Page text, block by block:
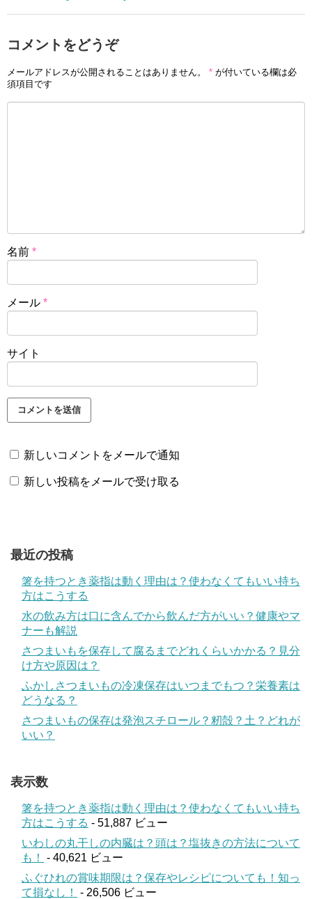
コメントをどうぞ
メールアドレスが公開されることはありません。 * が付いている欄は必
須項目です
名前 *
メール *
サイト
新しいコメントをメールで通知
新しい投稿をメールで受け取る
最近の投稿
箸を持つとき薬指は動く理由は？使わなくてもいい持ち
方はこうする
水の飲み方は口に含んでから飲んだ方がいい？健康やマ
ナーも解説
さつまいもを保存して腐るまでどれくらいかかる？見分
け方や原因は？
ふかしさつまいもの冷凍保存はいつまでもつ？栄養素は
どうなる？
さつまいもの保存は発泡スチロール？籾殻？土？どれが
いい？
表示数
箸を持つとき薬指は動く理由は？使わなくてもいい持ち
方はこうする - 51,887 ビュー
いわしの丸干しの内臓は？頭は？塩抜きの方法について
も！
- 40,621 ビュー
ふぐひれの賞味期限は？保存やレシピについても！知っ
て損なし！
- 26,506 ビュー